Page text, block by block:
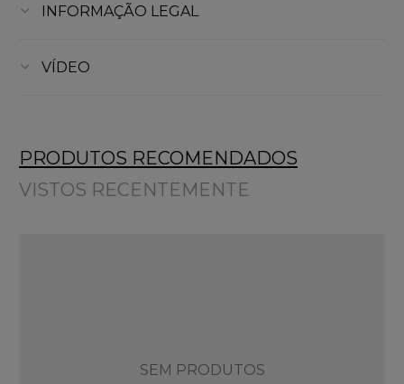
INFORMAÇÃO LEGAL
VÍDEO
PRODUTOS RECOMENDADOS
VISTOS RECENTEMENTE
SEM PRODUTOS